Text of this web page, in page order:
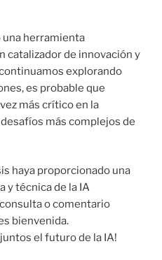
una herramienta
catalizador de innovación y
explorando
es probable que
más crítico en la
más complejos de
haya proporcionado una
y técnica de la IA
o comentario
bienvenida.
el futuro de la IA!